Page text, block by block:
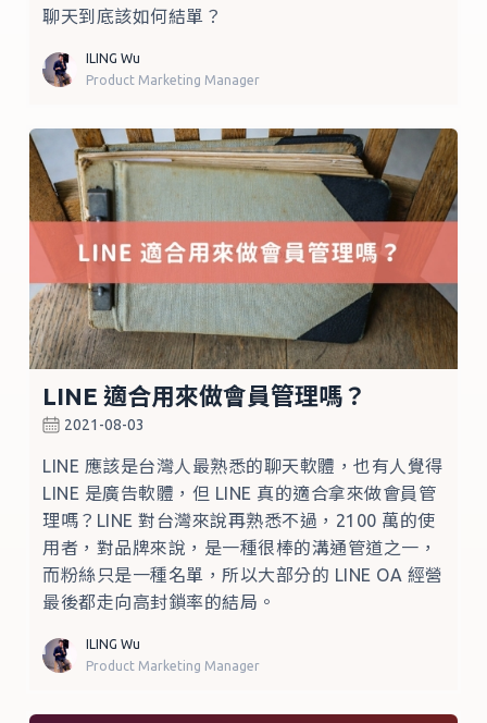
聊天到底該如何結單？
ILING Wu
Product Marketing Manager
LINE 適合用來做會員管理嗎？
2021-08-03
LINE 應該是台灣人最熟悉的聊天軟體，也有人覺得
LINE 是廣告軟體，但 LINE 真的適合拿來做會員管
理嗎？LINE 對台灣來說再熟悉不過，2100 萬的使
用者，對品牌來說，是一種很棒的溝通管道之一，
而粉絲只是一種名單，所以大部分的 LINE OA 經營
最後都走向高封鎖率的結局。
ILING Wu
Product Marketing Manager